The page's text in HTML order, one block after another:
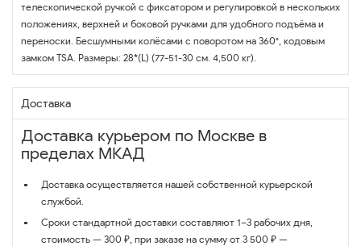
телескопической ручкой с фиксатором и регулировкой в нескольких
положениях, верхней и боковой ручками для удобного подъёма и
переноски. Бесшумными колёсами с поворотом на 360°, кодовым
замком TSA. Размеры: 28*(L) (77-51-30 см. 4,500 кг).
Доставка
Доставка курьером по Москве в
пределах МКАД
Доставка осуществляется нашей собственной курьерской
службой.
Сроки стандартной доставки составляют 1–3 рабочих дня,
стоимость — 300 ₽, при заказе на сумму от 3 500 ₽ —